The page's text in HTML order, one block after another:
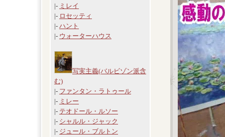
|- ミレイ
|- ロセッティ
|- ハント
|- ウォーターハウス
写実主義(バルビゾン派含
む)
|- ファンタン・ラトゥール
|- ミレー
|- テオドール・ルソー
|- シャルル・ジャック
|- ジュール・ブルトン